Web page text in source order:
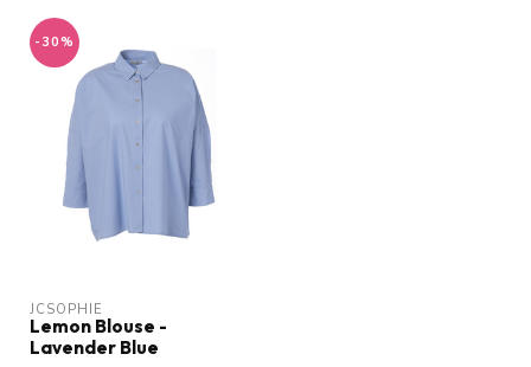
-30%
JCSOPHIE
Lemon Blouse -
Lavender Blue